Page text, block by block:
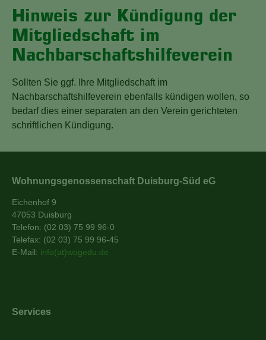
Hinweis zur Kündigung der
Mitgliedschaft im
Nachbarschaftshilfeverein
Sollten Sie ggf. Ihre Mitgliedschaft im
Nachbarschaftshilfeverein ebenfalls kündigen wollen, so
bedarf dies einer separaten an den Verein gerichteten
schriftlichen Kündigung.
Wohnungsgenossenschaft Duisburg-Süd eG
Eichenhof 9
47053 Duisburg
Telefon: (02 03) 75 99 96-0
Telefax: (02 03) 75 99 96-45
E-Mail: info(at)wogedu.de
Services